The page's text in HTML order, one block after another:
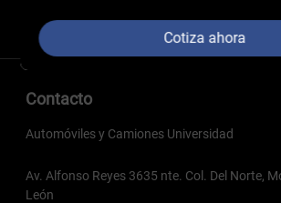
Contacto
Automóviles y Camiones Universidad
Av. Alfonso Reyes 3635 nte. Col. Del Norte,
León
Cotiza ahora